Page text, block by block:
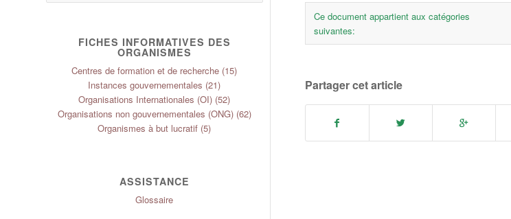
Ce document appartient aux catégories
suivantes:
Partager cet article
FICHES INFORMATIVES DES
ORGANISMES
Centres de formation et de recherche (15)
Instances gouvernementales (21)
Organisations Internationales (OI) (52)
Organisations non gouvernementales (ONG)(62)
Organismes à but lucratif (5)
ASSISTANCE
Glossaire